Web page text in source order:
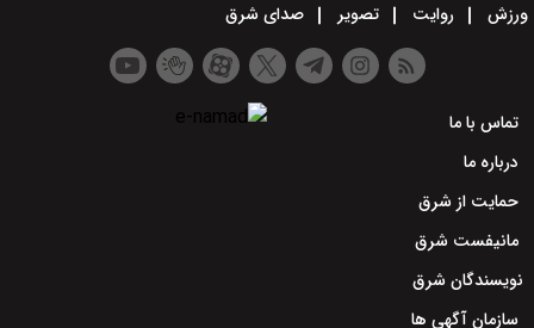
ورزش
روایت تصویر صدای شرق
تماس با ما
درباره ما
حمایت از شرق
مانیفست شرق
نویسندگان شرق
سازمان آگهی ها